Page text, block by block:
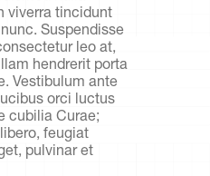
viverra tincidunt
Suspendisse
leo at,
hendrerit porta
Vestibulum ante
orci luctus
cubilia Curae;
feugiat
pulvinar et